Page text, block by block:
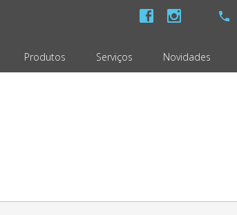
Produtos Serviços Novidades